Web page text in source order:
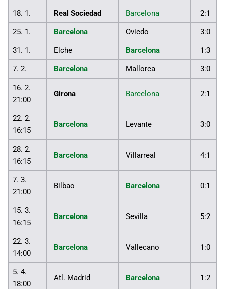
18. 1. Real Sociedad Barcelona 2:1
25. 1. Barcelona Oviedo 3:0
31. 1. Elche Barcelona 1:3
7. 2. Barcelona Mallorca 3:0
16. 2.
21:00
Girona Barcelona 2:1
22. 2.
16:15
Barcelona Levante 3:0
28. 2.
16:15
Barcelona Villarreal 4:1
7. 3.
21:00
Bilbao Barcelona 0:1
15. 3.
16:15
Barcelona Sevilla 5:2
22. 3.
14:00
Barcelona Vallecano 1:0
5. 4.
18:00
Atl. Madrid Barcelona 1:2